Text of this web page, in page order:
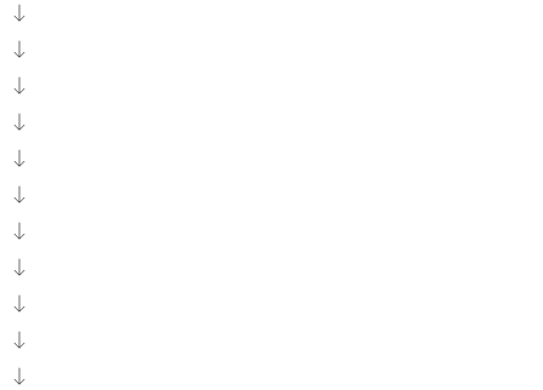
↓
↓
↓
↓
↓
↓
↓
↓
↓
↓
↓